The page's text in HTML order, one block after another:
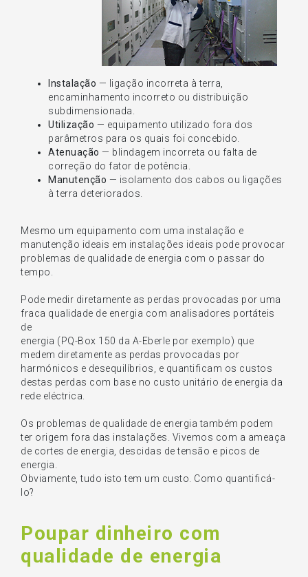
Instalação — ligação incorreta à terra,
encaminhamento incorreto ou distribuição
subdimensionada.
Utilização — equipamento utilizado fora dos
parâmetros para os quais foi concebido.
Atenuação — blindagem incorreta ou falta de
correção do fator de potência.
Manutenção — isolamento dos cabos ou ligações
à terra deteriorados.
Mesmo um equipamento com uma instalação e
manutenção ideais em instalações ideais pode provocar
problemas de qualidade de energia com o passar do
tempo.
Pode medir diretamente as perdas provocadas por uma
fraca qualidade de energia com analisadores portáteis
de
energia (PQ-Box 150 da A-Eberle por exemplo) que
medem diretamente as perdas provocadas por
harmónicos e desequilíbrios, e quantificam os custos
destas perdas com base no custo unitário de energia da
rede eléctrica.
Os problemas de qualidade de energia também podem
ter origem fora das instalações. Vivemos com a ameaça
de cortes de energia, descidas de tensão e picos de
energia.
Obviamente, tudo isto tem um custo. Como quantificá-
lo?
Poupar dinheiro com
qualidade de energia